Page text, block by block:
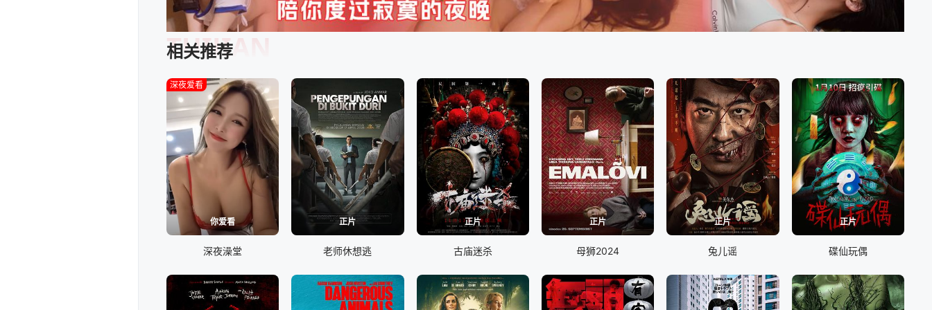
相关推荐
TUIJIAN
你爱看
深夜爱看
深夜澡堂
正片
老师休想逃
正片
古庙迷杀
正片
母狮2024
正片
兔儿谣
正片
碟仙玩偶